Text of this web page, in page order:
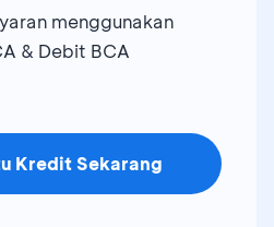
menggunakan
& Debit BCA
Kredit Sekarang